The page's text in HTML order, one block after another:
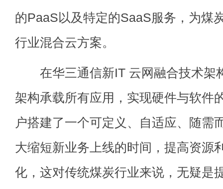
的PaaS以及特定的SaaS服务，为煤
行业混合云方案。
在华三通信新IT 云网融合技术架
架构承载所有应用，实现硬件与软件
户搭建了一个可定义、自适应、随需
大缩短新业务上线的时间，提高资源
化，这对传统煤炭行业来说，无疑是